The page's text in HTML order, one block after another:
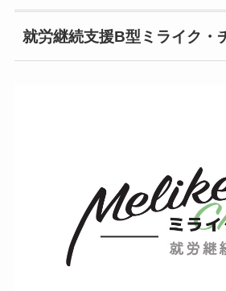
就労継続支援B型ミライク・